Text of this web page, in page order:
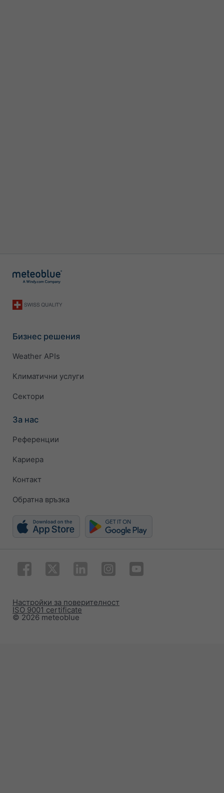
Бизнес решения
Weather APIs
Климатични услуги
Сектори
За нас
Референции
Кариера
Контакт
Обратна връзка
© 2026 meteoblue
ISO 9001 certificate
Настройки за поверителност